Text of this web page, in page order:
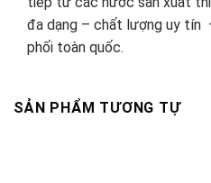
đa dạng – chất lượng uy tín
phối toàn quốc.
SẢN PHẨM TƯƠNG TỰ